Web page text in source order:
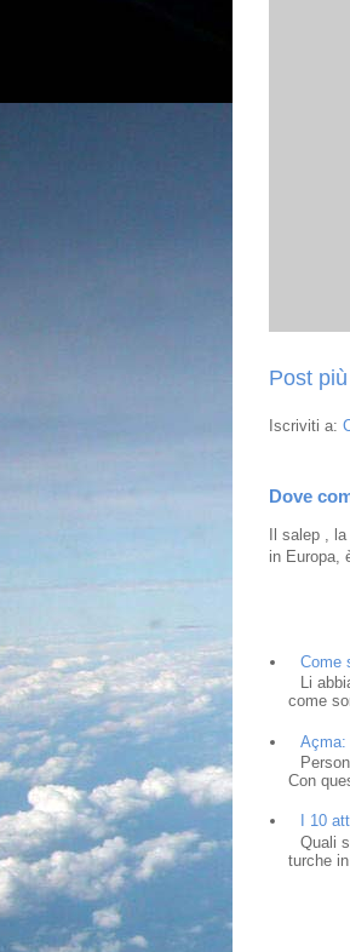
Post
Iscriviti a:
Dove
Il salep ,
in Europa,
Come
Li
come
Açma:
Con
I 10
Quali
turche